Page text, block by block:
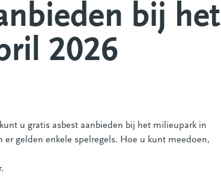
bij het
2026
u gratis asbest aanbieden bij het milieupark in
gelden enkele spelregels. Hoe u kunt meedoen,